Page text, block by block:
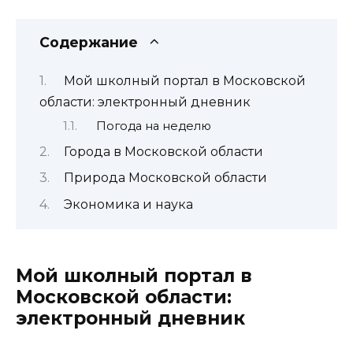
Содержание
Мой школный портал в Московской
области: электронный дневник
Погода на неделю
Города в Московской области
Природа Московской области
Экономика и наука
Мой школный портал в
Московской области:
электронный дневник